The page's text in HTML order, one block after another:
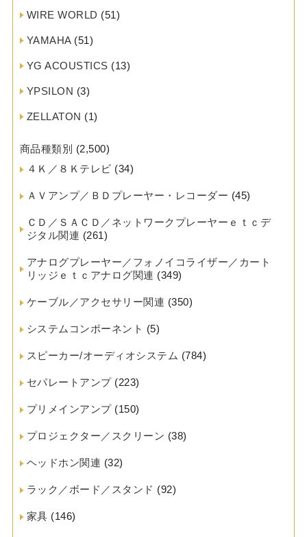
WIRE WORLD (51)
YAMAHA(51)
YG ACOUSTICS (13)
YPSILON (3)
ZELLATON (1)
商品種類別 (2,500)
４Ｋ／８Ｋテレビ (34)
ＡＶアンプ／ＢＤプレーヤー・レコーダー (45)
ＣＤ／ＳＡＣＤ／ネットワークプレーヤーｅｔｃデ
ジタル関連 (261)
アナログプレーヤー／フォノイコライザー／カート
リッジｅｔｃアナログ関連 (349)
ケーブル／アクセサリー関連 (350)
システムコンポーネント (5)
スピーカー/オーディオシステム (784)
セパレートアンプ(223)
プリメインアンプ(150)
プロジェクター／スクリーン (38)
ヘッドホン関連 (32)
ラック／ボード／スタンド (92)
家具 (146)